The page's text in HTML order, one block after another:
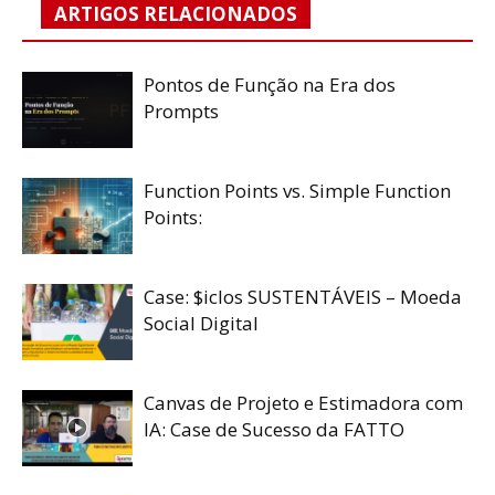
ARTIGOS RELACIONADOS
Pontos de Função na Era dos
Prompts
Function Points vs. Simple Function
Points:
Case: $iclos SUSTENTÁVEIS – Moeda
Social Digital
Canvas de Projeto e Estimadora com
IA: Case de Sucesso da FATTO